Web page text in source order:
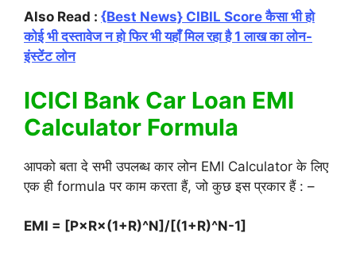
Also Read : {Best News} CIBIL Score कैसा भी हो
कोई भी दस्तावेज न हो फिर भी यहाँ मिल रहा है 1 लाख का लोन-
इंस्टेंट लोन
ICICI Bank Car Loan EMI
Calculator Formula
आपको बता दे सभी उपलब्ध कार लोन EMI Calculator के लिए
एक ही formula पर काम करता हैं, जो कुछ इस प्रकार हैं : –
EMI = [P×R×(1+R)^N]/[(1+R)^N-1]